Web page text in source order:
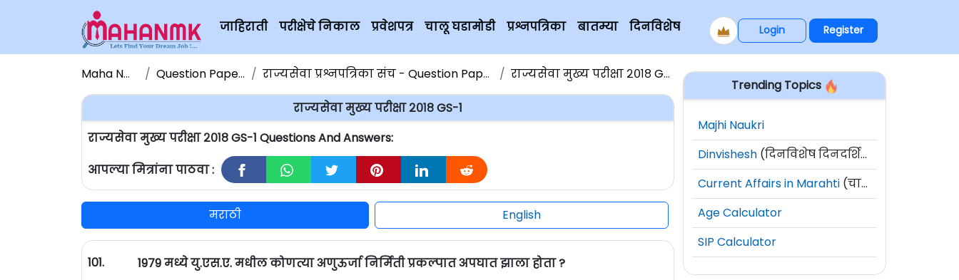
जाहिराती परीक्षेचे निकाल प्रवेशपत्र चालू घडामोडी प्रश्नपत्रिका बातम्या दिनविशेष Login Register
Maha NMK Question Papers राज्यसेवा प्रश्नपत्रिका संच - Question Papers राज्यसेवा मुख्य परीक्षा २०१८ GS-1
राज्यसेवा मुख्य परीक्षा २०१८ GS-1
राज्यसेवा मुख्य परीक्षा २०१८ GS-1 Questions And Answers:
आपल्या मित्रांना पाठवा :
मराठी English
101. 1979 मध्ये यु.एस.ए. मधील कोणत्या अणुऊर्जा निर्मिती प्रकल्पात अपघात झाला होता ?
Trending Topics
Majhi Naukri
Dinvishesh (दिनविशेष दिनदर्शिका)
Current Affairs in Marahti (चालू घडामोडी)
Age Calculator
SIP Calculator